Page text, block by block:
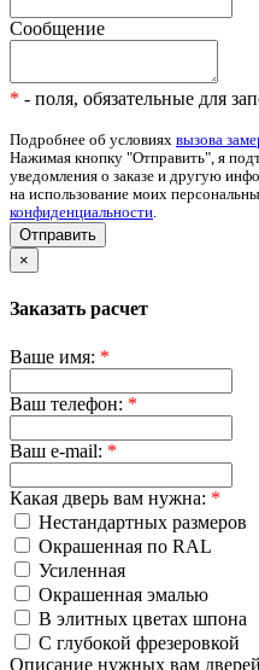
Сообщение
* - поля, обязательные для
Подробнее об условиях вызова
Нажимая кнопку "Отправить", я
уведомления о заказе и другую
на использование моих
конфиденциальности.
Отправить
×
Заказать расчет
Ваше имя: *
Ваш телефон: *
Ваш e-mail: *
Какая дверь вам нужна: *
Нестандартных размеров
Окрашенная по RAL
Усиленная
Окрашенная эмалью
В элитных цветах шпона
С глубокой фрезеровкой
Описание нужных вам